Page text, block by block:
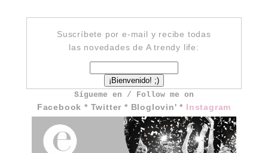
Suscríbete por e-mail y recibe todas
las novedades de A trendy life:
Sígueme en / Follow me on
Facebook * Twitter * Bloglovin'* Instagram